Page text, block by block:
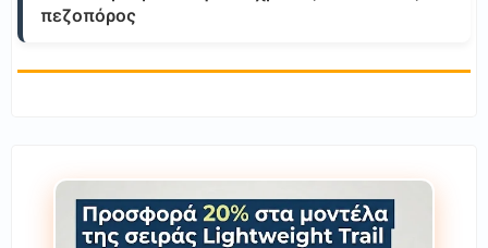
πεζοπόρος